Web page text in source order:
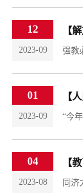
12
2023-09
【
01
2023-09
04
2023-08